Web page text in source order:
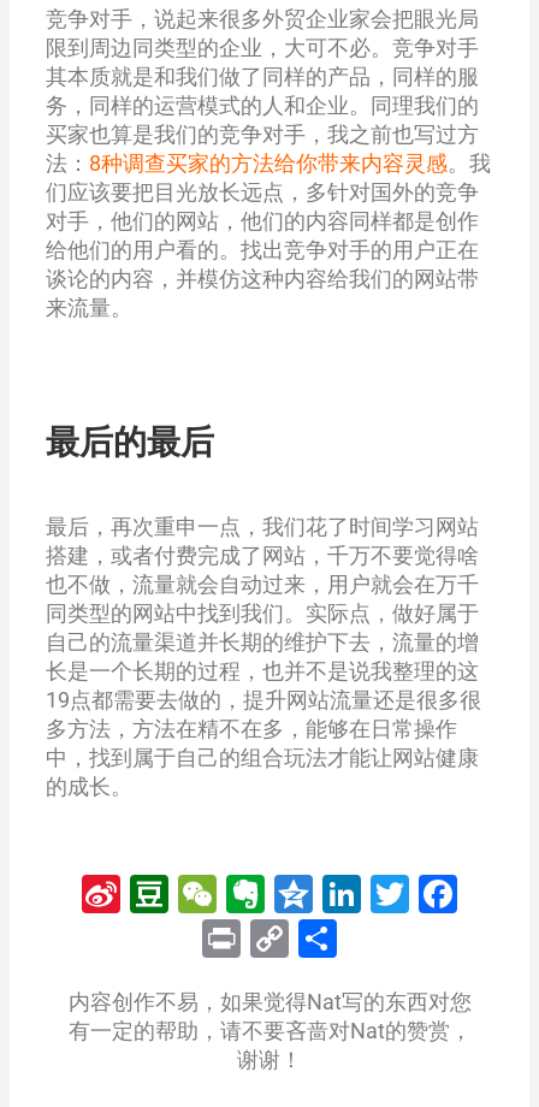
竞争对手，说起来很多外贸企业家会把眼光局
限到周边同类型的企业，大可不必。竞争对手
其本质就是和我们做了同样的产品，同样的服
务，同样的运营模式的人和企业。同理我们的
买家也算是我们的竞争对手，我之前也写过方
法： 8种调查买家的方法给你带来内容灵感。我
们应该要把目光放长远点，多针对国外的竞争
对手，他们的网站，他们的内容同样都是创作
给他们的用户看的。找出竞争对手的用户正在
谈论的内容，并模仿这种内容给我们的网站带
来流量。
最后的最后
最后，再次重申一点，我们花了时间学习网站
搭建，或者付费完成了网站，千万不要觉得啥
也不做，流量就会自动过来，用户就会在万千
同类型的网站中找到我们。实际点，做好属于
自己的流量渠道并长期的维护下去，流量的增
长是一个长期的过程，也并不是说我整理的这
19点都需要去做的，提升网站流量还是很多很
多方法，方法在精不在多，能够在日常操作
中，找到属于自己的组合玩法才能让网站健康
的成长。
Sina
Weibo
Douban
WeChat
Evernote
Qzone
LinkedIn
Twitter
PrintCopy
内容创作不易，如果觉得Nat写的东西对您
有一定的帮助，请不要吝啬对Nat的赞赏，
谢谢！